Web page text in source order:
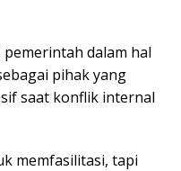
dalam hal
pihak yang
saat konflik internal
memfasilitasi, tapi